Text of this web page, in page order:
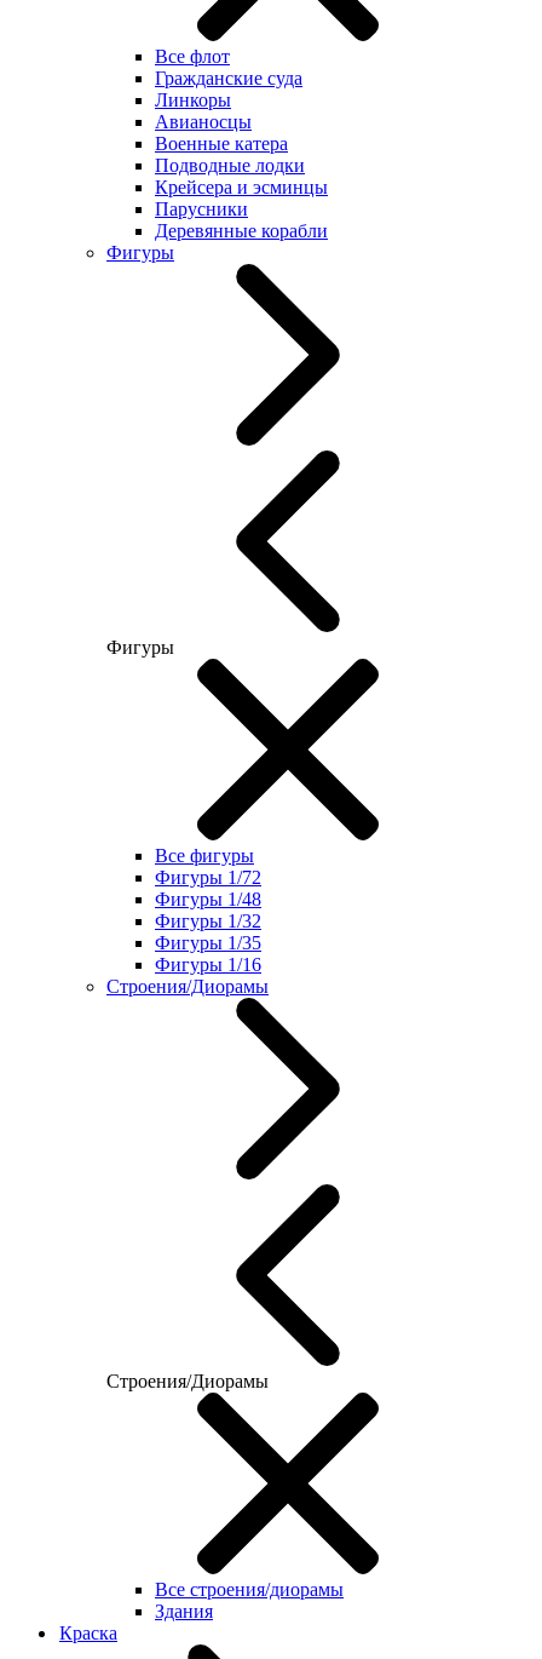
Все флот
Гражданские суда
Линкоры
Авианосцы
Военные катера
Подводные лодки
Крейсера и эсминцы
Парусники
Деревянные корабли
Фигуры
Фигуры
Все фигуры
Фигуры 1/72
Фигуры 1/48
Фигуры 1/32
Фигуры 1/35
Фигуры 1/16
Строения/Диорамы
Строения/Диорамы
Все строения/диорамы
Здания
Краска